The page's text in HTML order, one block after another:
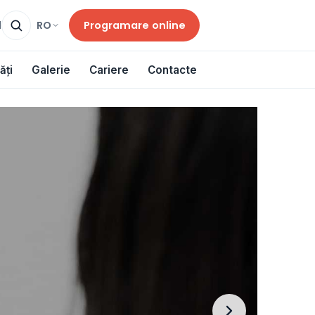
RO Programare online
Galerie Cariere Contacte